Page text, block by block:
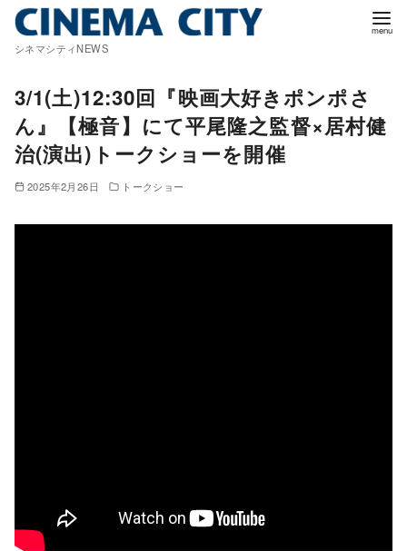
シネマシティNEWS
3/1(土)12:30回『映画大好きポンポさ
ん』【極音】にて平尾隆之監督×居村健
治(演出)トークショーを開催
2025年2月26日 トークショー